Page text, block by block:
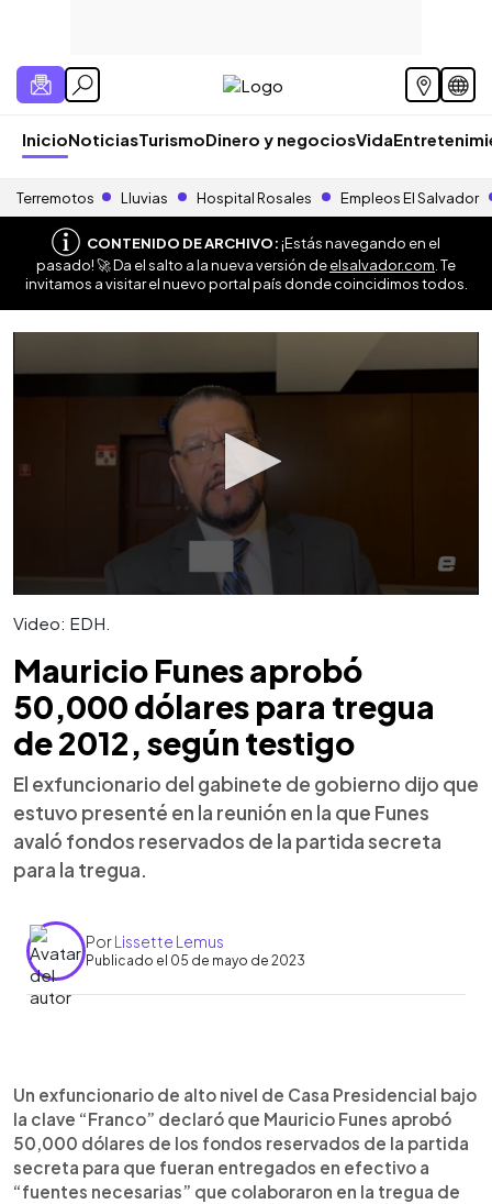
InicioNoticiasTurismoDinero y negociosVida
Terremotos Lluvias Hospital Rosales Empleos El Salvador
CONTENIDO DE ARCHIVO:¡Estás navegando en el
pasado! 🚀 Da el salto a la nueva versión deelsalvador.com . Te
invitamos a visitar el nuevo portal país donde coincidimos todos.
Video: EDH.
Mauricio Funes aprobó
50,000 dólares para tregua
de 2012, según testigo
El exfuncionario del gabinete de gobierno dijo que
estuvo presenté en la reunión en la que Funes
avaló fondos reservados de la partida secreta
para la tregua.
PorLissette Lemus
Publicado el 05 de mayo de 2023
► Escuchar artículo
Un exfuncionario de alto nivel de Casa Presidencial bajo
la clave “Franco” declaró que Mauricio Funes aprobó
50,000 dólares de los fondos reservados de la partida
secreta para que fueran entregados en efectivo a
“fuentes necesarias” que colaboraron en la tregua de